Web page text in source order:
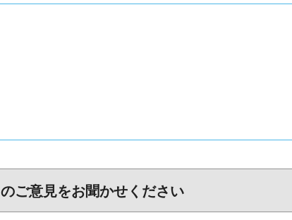
ご意見をお聞かせください